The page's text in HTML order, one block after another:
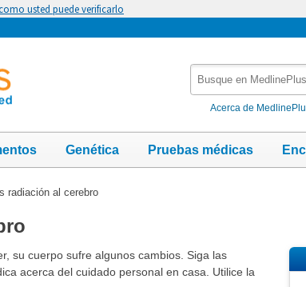
usted puede verificarlo
MedlinePlus
Acerca de
Genética Pruebas médicas
radiación al cerebro
su cuerpo sufre algunos cambios. Siga las
acerca del cuidado personal en casa. Utilice la